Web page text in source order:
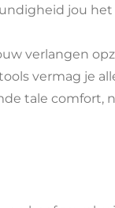
jou
verlangen
vermag je
tale